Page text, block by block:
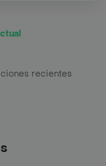
recientes